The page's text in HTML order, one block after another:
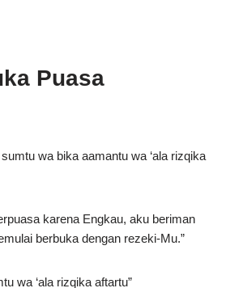
Puasa
wa bika aamantu wa ‘ala rizqika
karena Engkau, aku beriman
berbuka dengan rezeki-Mu.”
wa ‘ala rizqika aftartu”